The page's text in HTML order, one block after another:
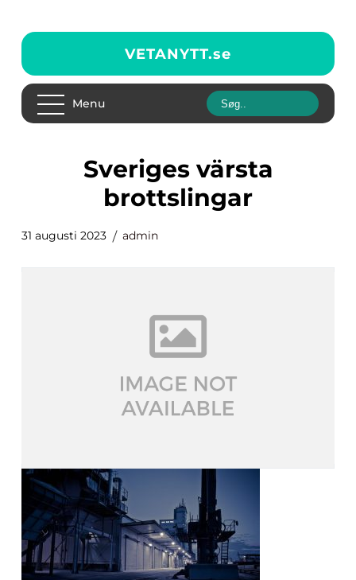
VETANYTT.se
Menu
sveriges värsta
brottslingar
31 augusti 2023 admin